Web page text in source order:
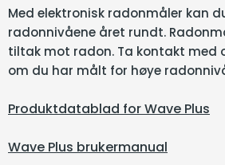
Med elektronisk radonmåler kan
radonnivåene året rundt.
tiltak mot radon. Ta kontakt med
om du har målt for høye
Produktdatablad for Wave Plus
Wave Plus brukermanual